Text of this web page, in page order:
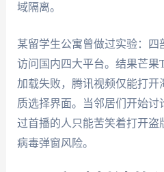
域隔离。
某留学生公寓曾做过实验：
访问国内四大平台。结果芒
加载失败，腾讯视频仅能打开
质选择界面。当邻居们开始
过首播的人只能苦笑着打开盗
病毒弹窗风险。